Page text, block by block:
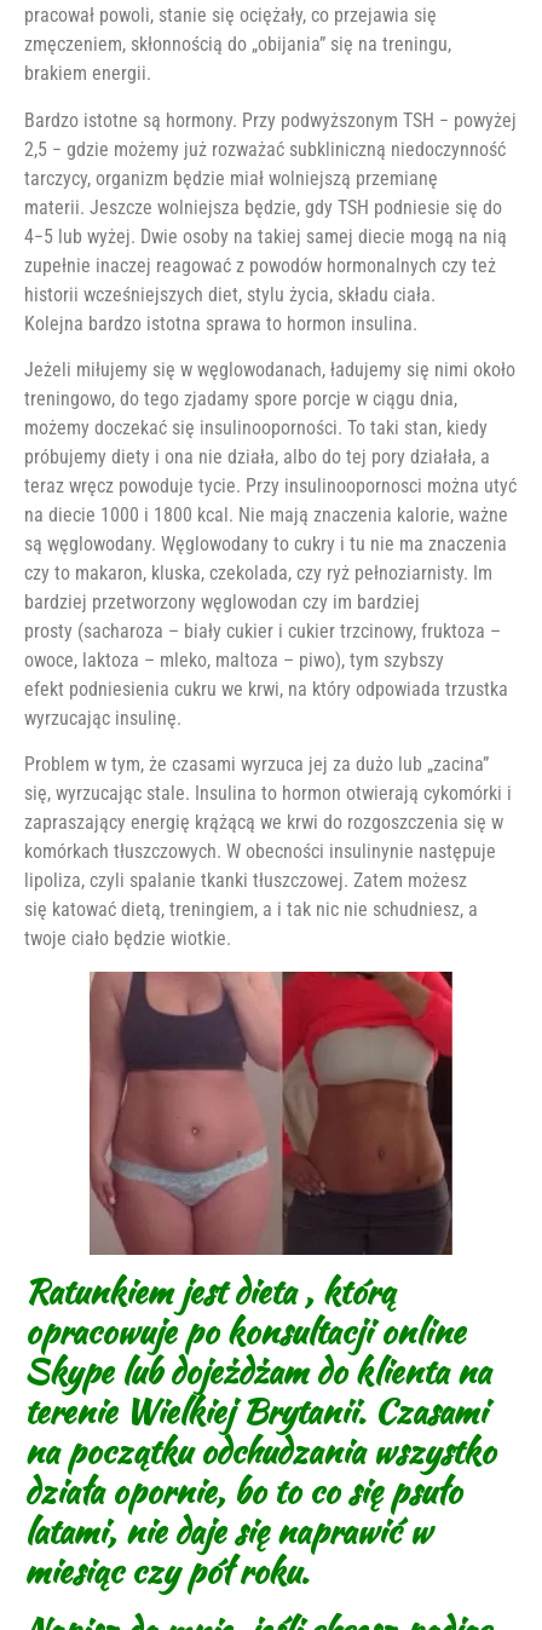
pracował powoli, stanie się ociężały, co przejawia się
zmęczeniem, skłonnością do „obijania” się na treningu,
brakiem energii.
Bardzo istotne są hormony. Przy podwyższonym TSH − powyżej
2,5 − gdzie możemy już rozważać subkliniczną niedoczynność
tarczycy, organizm będzie miał wolniejszą przemianę
materii. Jeszcze wolniejsza będzie, gdy TSH podniesie się do
4−5 lub wyżej. Dwie osoby na takiej samej diecie mogą na nią
zupełnie inaczej reagować z powodów hormonalnych czy też
historii wcześniejszych diet, stylu życia, składu ciała.
Kolejna bardzo istotna sprawa to hormon insulina.
Jeżeli miłujemy się w węglowodanach, ładujemy się nimi około
treningowo, do tego zjadamy spore porcje w ciągu dnia,
możemy doczekać się insulinooporności. To taki stan, kiedy
próbujemy diety i ona nie działa, albo do tej pory działała, a
teraz wręcz powoduje tycie. Przy insulinoopornosci można utyć
na diecie 1000 i 1800 kcal. Nie mają znaczenia kalorie, ważne
są węglowodany. Węglowodany to cukry i tu nie ma znaczenia
czy to makaron, kluska, czekolada, czy ryż pełnoziarnisty. Im
bardziej przetworzony węglowodan czy im bardziej
prosty (sacharoza – biały cukier i cukier trzcinowy, fruktoza –
owoce, laktoza – mleko, maltoza – piwo), tym szybszy
efekt podniesienia cukru we krwi, na który odpowiada trzustka
wyrzucając insulinę.
Problem w tym, że czasami wyrzuca jej za dużo lub „zacina”
się, wyrzucając stale. Insulina to hormon otwierają cykomórki i
zapraszający energię krążącą we krwi do rozgoszczenia się w
komórkach tłuszczowych. W obecności insulinynie następuje
lipoliza, czyli spalanie tkanki tłuszczowej. Zatem możesz
się katować dietą, treningiem, a i tak nic nie schudniesz, a
twoje ciało będzie wiotkie.
Ratunkiem jest dieta , którą
opracowuje po konsultacji online
Skype lub dojeżdżam do klienta na
terenie Wielkiej Brytanii. Czasami
na początku odchudzania wszystko
działa opornie, bo to co się psuło
latami, nie daje się naprawić w
miesiąc czy pół roku.